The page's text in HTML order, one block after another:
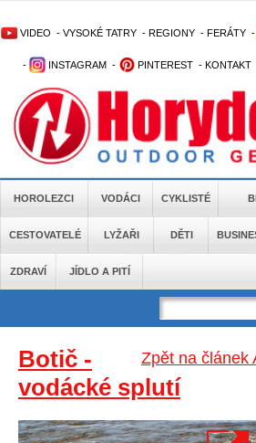
VIDEO - VYSOKÉ TATRY - REGIONY - FERÁTY -
- INSTAGRAM - PINTEREST - KONTAKT
HOROLEZCI VODÁCI CYKLISTÉ
CESTOVATELÉ LYŽAŘI DĚTI
ZDRAVÍ JÍDLO A PITÍ
Zpět na článek
Botič -
vodácké splutí